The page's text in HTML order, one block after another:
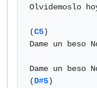
Olvidemoslo
(C5)
Dame un beso
Dame un beso
(D#5)